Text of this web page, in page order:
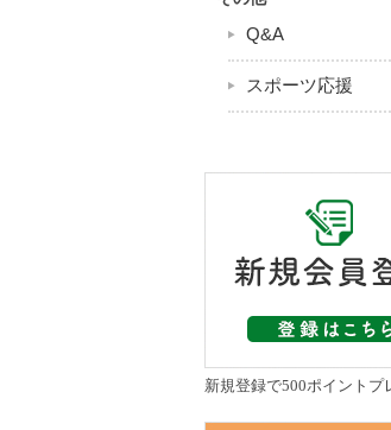
Q&A
スポーツ応援
新規登録で500ポイントプ